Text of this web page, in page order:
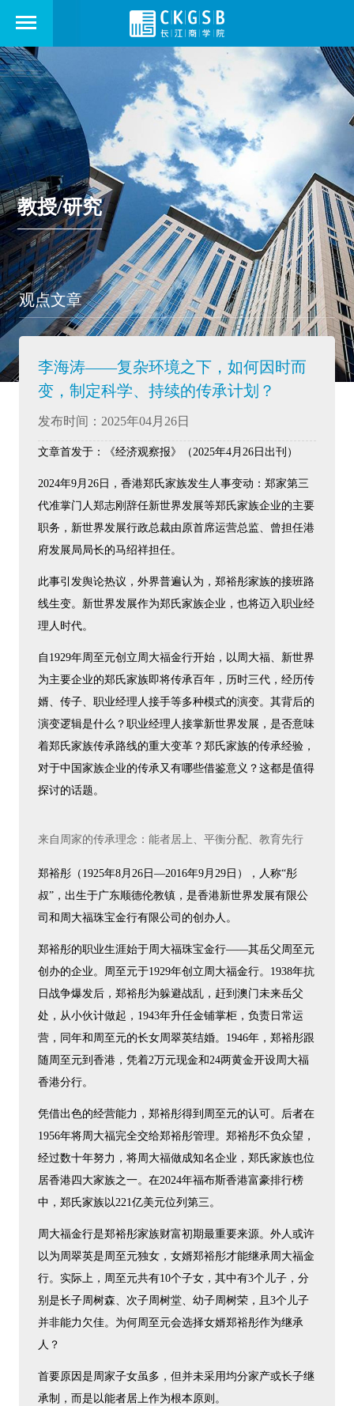
教授/研究
观点文章
李海涛——复杂环境之下，如何因时而
变，制定科学、持续的传承计划？
发布时间：2025年04月26日
文章首发于：《经济观察报》（2025年4月26日出刊）
2024年9月26日，香港郑氏家族发生人事变动：郑家第三
代准掌门人郑志刚辞任新世界发展等郑氏家族企业的主要
职务，新世界发展行政总裁由原首席运营总监、曾担任港
府发展局局长的马绍祥担任。
此事引发舆论热议，外界普遍认为，郑裕彤家族的接班路
线生变。新世界发展作为郑氏家族企业，也将迈入职业经
理人时代。
自1929年周至元创立周大福金行开始，以周大福、新世界
为主要企业的郑氏家族即将传承百年，历时三代，经历传
婿、传子、职业经理人接手等多种模式的演变。其背后的
演变逻辑是什么？职业经理人接掌新世界发展，是否意味
着郑氏家族传承路线的重大变革？郑氏家族的传承经验，
对于中国家族企业的传承又有哪些借鉴意义？这都是值得
探讨的话题。
来自周家的传承理念：能者居上、平衡分配、教育先行
郑裕彤（1925年8月26日—2016年9月29日），人称“彤
叔”，出生于广东顺德伦教镇，是香港新世界发展有限公
司和周大福珠宝金行有限公司的创办人。
郑裕彤的职业生涯始于周大福珠宝金行——其岳父周至元
创办的企业。周至元于1929年创立周大福金行。1938年抗
日战争爆发后，郑裕彤为躲避战乱，赶到澳门未来岳父
处，从小伙计做起，1943年升任金铺掌柜，负责日常运
营，同年和周至元的长女周翠英结婚。1946年，郑裕彤跟
随周至元到香港，凭着2万元现金和24两黄金开设周大福
香港分行。
凭借出色的经营能力，郑裕彤得到周至元的认可。后者在
1956年将周大福完全交给郑裕彤管理。郑裕彤不负众望，
经过数十年努力，将周大福做成知名企业，郑氏家族也位
居香港四大家族之一。在2024年福布斯香港富豪排行榜
中，郑氏家族以221亿美元位列第三。
周大福金行是郑裕彤家族财富初期最重要来源。外人或许
以为周翠英是周至元独女，女婿郑裕彤才能继承周大福金
行。实际上，周至元共有10个子女，其中有3个儿子，分
别是长子周树森、次子周树堂、幼子周树荣，且3个儿子
并非能力欠佳。为何周至元会选择女婿郑裕彤作为继承
人？
首要原因是周家子女虽多，但并未采用均分家产或长子继
承制，而是以能者居上作为根本原则。